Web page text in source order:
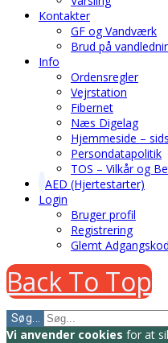
Kontakter
GF og Vandværk
Brud på
Info
Ordensregler
Vejrstation
Fibernet
Næs Digelag
Hjemmeside –
Persondatapolitik
TOS – Vilkår og
AED (Hjertestarter)
Login
Bruger profil
Registrering
Glemt
Back To Top
Søg...
Vi anvender cookies for at